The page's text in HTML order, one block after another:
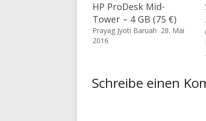
HP ProDesk Mid-
Tower – 4 GB (75 €)
Prayag Jyoti Baruah 28. Mai
2016
Schreibe einen